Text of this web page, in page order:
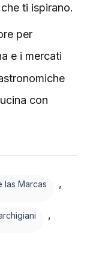
ti ispirano.
per
e i mercati
con
las Marcas ,
,